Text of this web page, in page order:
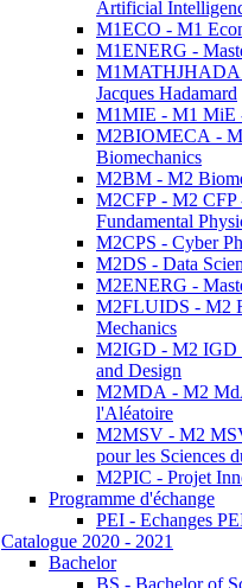
Artificial
M1ECO - M1
M1ENERG -
M1MATHJHADA
Jacques Hadamard
M1MIE - M1 MiE
M2BIOMECA -
Biomechanics
M2BM - M2
M2CFP - M2 CFP
Fundamental
M2CPS - Cyber
M2DS - Data
M2ENERG -
M2FLUIDS - M2
Mechanics
M2IGD - M2 IGD
and Design
M2MDA - M2
l'Aléatoire
M2MSV - M2
pour les Sciences
M2PIC - Projet
Programme d'échange
PEI - Echanges
Catalogue 2020 - 2021
Bachelor
BS - Bachelor of